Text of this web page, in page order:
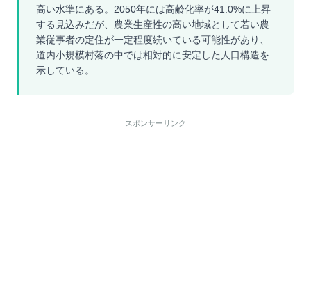
高い水準にある。2050年には高齢化率が41.0%に上昇
する見込みだが、農業生産性の高い地域として若い農
業従事者の定住が一定程度続いている可能性があり、
道内小規模村落の中では相対的に安定した人口構造を
示している。
スポンサーリンク